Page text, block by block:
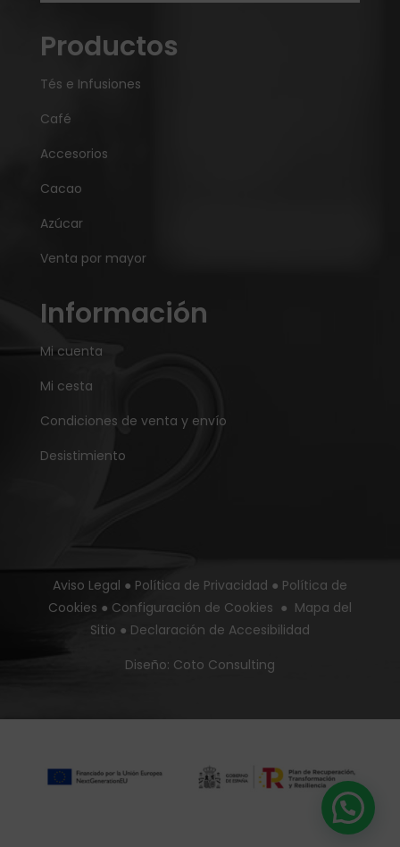
Productos
Tés e Infusiones
Café
Accesorios
Cacao
Azúcar
Venta por mayor
Información
Mi cuenta
Mi cesta
Condiciones de venta y envío
Desistimiento
Aviso Legal ● Política de Privacidad ● Política de
Cookies ● Configuración de Cookies ● Mapa del
Sitio ● Declaración de Accesibilidad
Diseño: Coto Consulting